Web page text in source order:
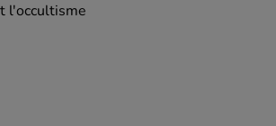
l'occultisme